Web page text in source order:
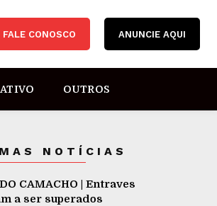
FALE CONOSCO ANUNCIE AQUI
OUTROS
NOTÍCIAS
CAMACHO | Entraves
a ser superados